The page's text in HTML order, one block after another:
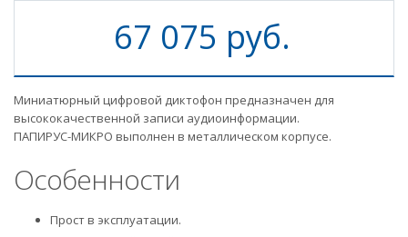
67 075 руб.
Миниатюрный цифровой диктофон предназначен для
высококачественной записи аудиоинформации.
ПАПИРУС-МИКРО выполнен в металлическом корпусе.
Особенности
Прост в эксплуатации.